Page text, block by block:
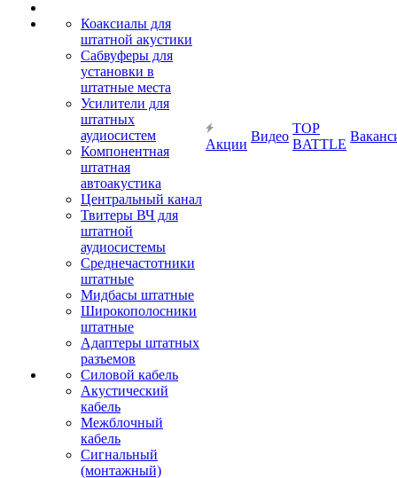
Коаксиалы для
штатной акустики
Сабвуферы для
установки в
штатные места
Усилители для
штатных
аудиосистем
Компонентная
штатная
автоакустика
Центральный канал
Твитеры ВЧ для
штатной
аудиосистемы
Среднечастотники
штатные
Мидбасы штатные
Широкополосники
штатные
Адаптеры штатных
разъемов
Силовой кабель
Акустический
кабель
Межблочный
кабель
Сигнальный
(монтажный)
Акции
Видео
TOP
BATTLE